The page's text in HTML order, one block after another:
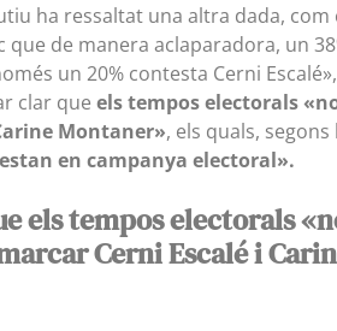
ha ressaltat una altra dada,
que de manera aclaparadora, un
un 20% contesta Cerni
clar que els tempos electorals
Montaner», els quals,
en campanya electoral».
els tempos electorals
Cerni Escalé i